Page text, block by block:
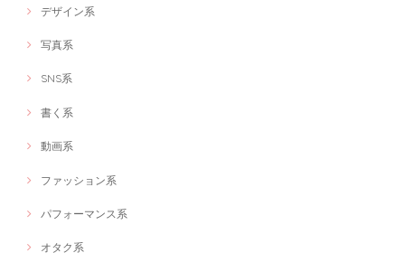
デザイン系
写真系
SNS系
書く系
動画系
ファッション系
パフォーマンス系
オタク系